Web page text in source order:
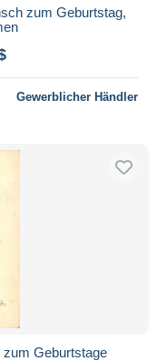
zum Geburtstag,
Gewerblicher Händler
Geburtstage